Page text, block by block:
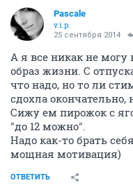
Pascale
v.i.p.
25 сентября 2014
А я все никак не
образ жизни. С
что надо, но то ли
сдохла окончательно,
Сижу ем пирожок с
"до 12 можно".
Надо как-то брать
мощная мотивация)
ОТВЕТИТЬ